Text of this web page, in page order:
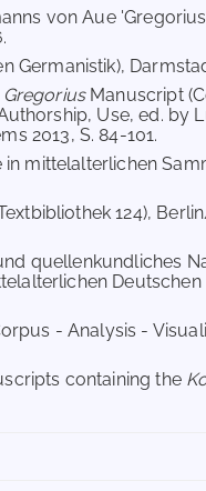
von Aue
Germanistik),
GregoriusManuscript
Use, ed. by
2013, S. 84-101.
mittelalterlichen
124),
quellenkundliches
Deutschen
- Analysis -
containing the